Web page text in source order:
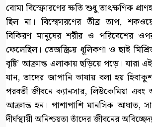
বোমা বিস্ফোরণের ক্ষতি শুধু তাৎক্ষণিক
ছিল না। বিস্ফোরণের তীব্র তাপ,
বিকিরণ মানুষের শরীর ও পরিবেশের ওপর
ফেলেছিল। তেজস্ক্রিয় ধূলিকণা ও ছাই
বৃষ্টি’ আক্রান্ত এলাকায় ছড়িয়ে পড়ে। যারা
যান, তাদের জাপানি ভাষায় বলা হয়
পরবর্তী জীবনে ক্যানসার, লিউকেমিয়া
আক্রান্ত হন। পাশাপাশি মানসিক আঘাত,
দীর্ঘস্থায়ী অনিশ্চয়তা তাঁদের জীবনের